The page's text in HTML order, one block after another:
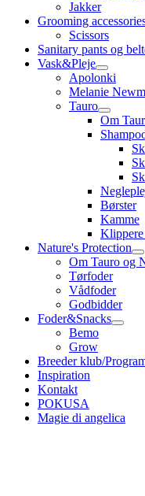
Jakker
Grooming
Scissors
Sanitary pants og
Vask&Pleje
Apolonki
Melanie
Tauro
Om
Børster
Kamme
Nature's Protection
Om Tauro og
Tørfoder
Vådfoder
Godbidder
Foder&Snacks
Bemo
Grow
Breeder klub/
Inspiration
Kontakt
POKUSA
Magie di angelica